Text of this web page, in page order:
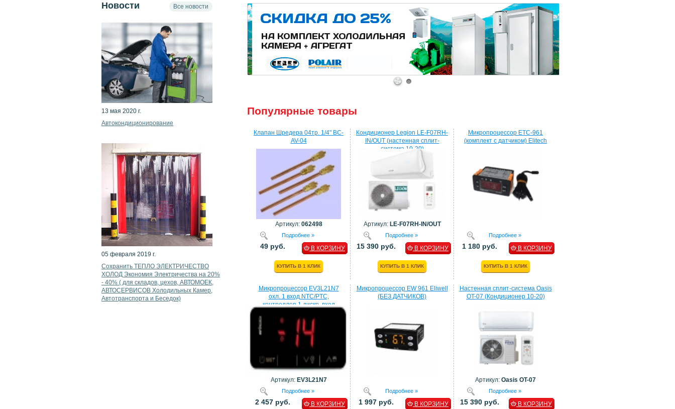
1 2
Популярные товары
Клапан Шредера 04тр. 1/4" BC-
AV-04
Артикул: 062498
Подробнее »
49 руб. В КОРЗИНУ
КУПИТЬ В 1 КЛИК
Кондиционер Legion LE-F07RH-
IN/OUT (настенная сплит-
система 10-20)
Артикул: LE-F07RH-IN/OUT
Подробнее »
15 390 руб. В КОРЗИНУ
КУПИТЬ В 1 КЛИК
Микропроцессор ETC-961
(комплект c датчиком) Elitech
Подробнее »
1 180 руб. В КОРЗИНУ
КУПИТЬ В 1 КЛИК
Микропроцессор EV3L21N7
охл. 1 вход NTC/PTC,
контроллер 1 дискр. вход
Артикул: EV3L21N7
Подробнее »
2 457 руб. В КОРЗИНУ
Микропроцессор EW 961 Eliwell
(БЕЗ ДАТЧИКОВ)
Подробнее »
1 997 руб. В КОРЗИНУ
Настенная сплит-система Oasis
OT-07 (Кондиционер 10-20)
Артикул: Oasis OT-07
Подробнее »
15 390 руб. В КОРЗИНУ
Новости Все новости
13 мая 2020 г.
Автокондиционирование
05 февраля 2019 г.
Сохранить ТЕПЛО ЭЛЕКТРИЧЕСТВО
ХОЛОД Экономия Электричества на 20%
- 40% ( для складов, цехов, АВТОМОЕК,
АВТОСЕРВИСОВ Холодильных Камер,
Автотранспорта и Беседок)